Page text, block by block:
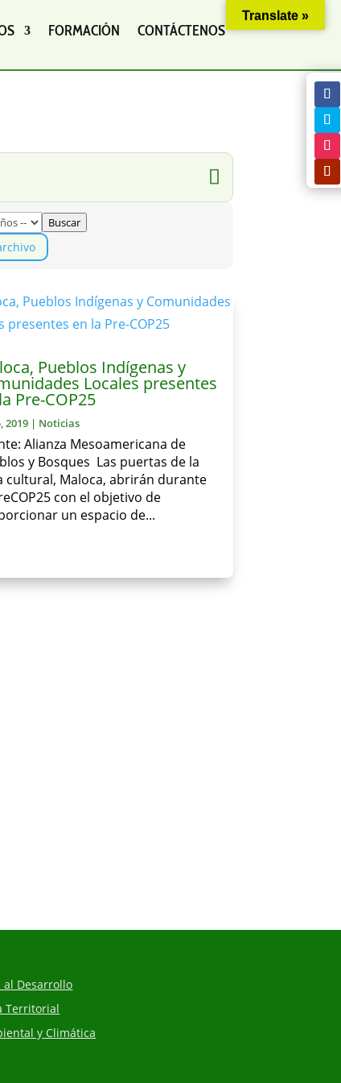
FORMACIÓN CONTÁCTENOS
Buscar
Pueblos Indígenas y
Locales presentes
Pre-COP25
2019 | Noticias
Alianza Mesoamericana de
y Bosques Las puertas de la
cultural, Maloca, abrirán durante
con el objetivo de
un espacio de...
al Desarrollo
Territorial
y Climática
Translate »